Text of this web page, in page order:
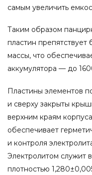
самым увеличить
Таким образом
пластин
массы, что
аккумулятора — до
Пластины элементов
и сверху закрыты
верхним краям
обеспечивает
и контроля
Электролитом служит
плотностью